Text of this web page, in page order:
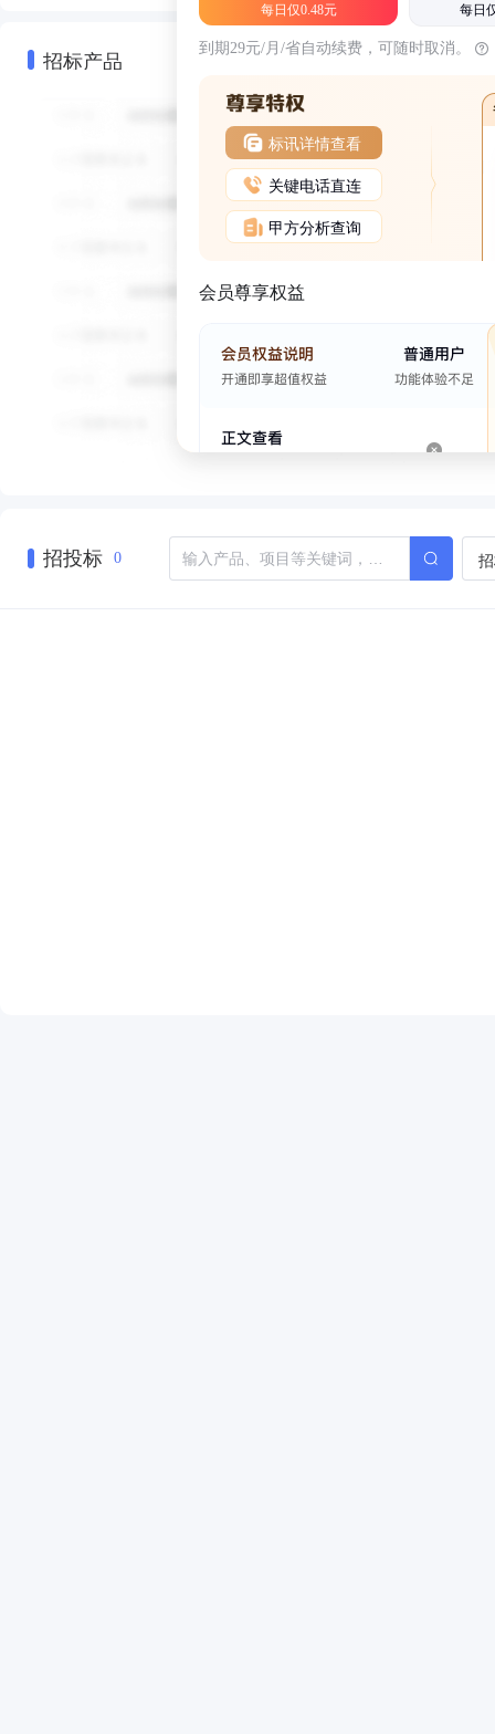
招标产品
每日仅0.48元 每日
到期29元/月/省自动续费，可随时取消。
标讯详情查看
关键电话直连
甲方分析查询
会员尊享权益
招投标 0